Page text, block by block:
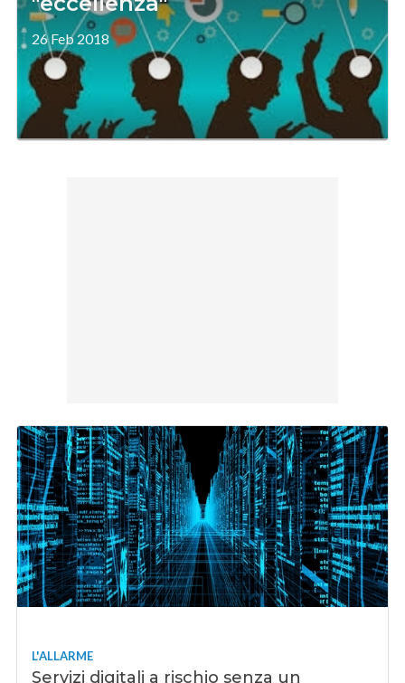
26 Feb 2018
L'ALLARME
Servizi digitali a rischio senza un